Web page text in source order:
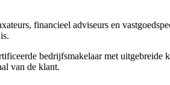
financieel adviseurs en
bedrijfsmakelaar met
van de klant.